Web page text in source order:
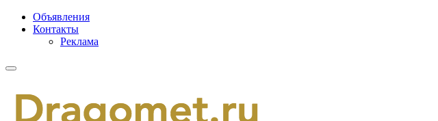
Объявления
Контакты
Реклама